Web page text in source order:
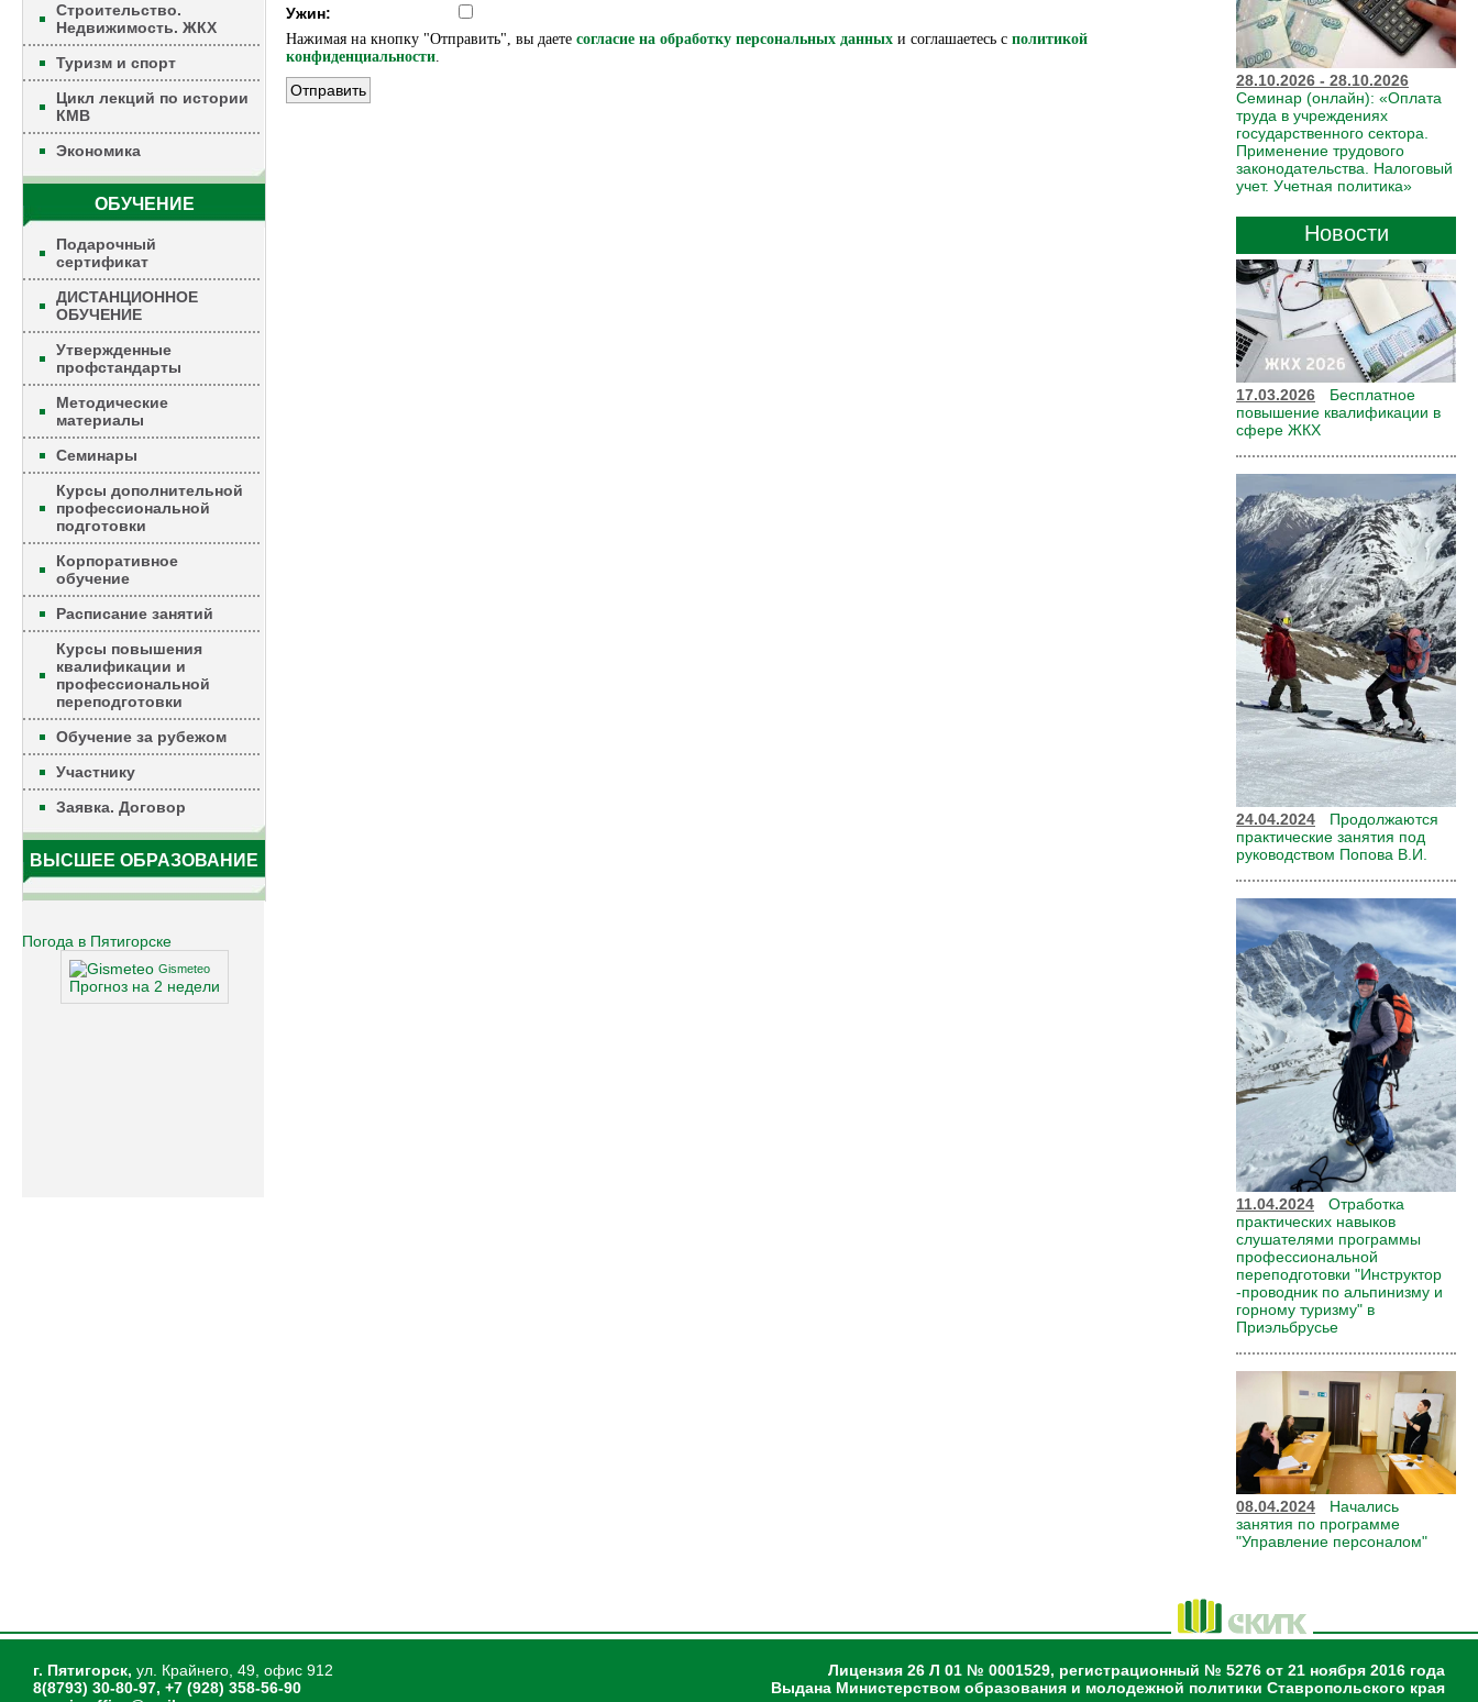
Строительство.
Недвижимость. ЖКХ
Туризм и спорт
Цикл лекций по истории
КМВ
Экономика
ОБУЧЕНИЕ
Подарочный
сертификат
ДИСТАНЦИОННОЕ
ОБУЧЕНИЕ
Утвержденные
профстандарты
Методические
материалы
Семинары
Курсы дополнительной
профессиональной
подготовки
Корпоративное
обучение
Расписание занятий
Курсы повышения
квалификации и
профессиональной
переподготовки
Обучение за рубежом
Участнику
Заявка. Договор
ВЫСШЕЕ ОБРАЗОВАНИЕ
Погода в Пятигорске
Gismeteo
Прогноз на 2 недели
28.10.2026 - 28.10.2026
Семинар (онлайн): «Оплата
труда в учреждениях
государственного сектора.
Применение трудового
законодательства. Налоговый
учет. Учетная политика»
Новости
17.03.2026
Бесплатное
повышение квалификации в
сфере ЖКХ
24.04.2024
Продолжаются
практические занятия под
руководством Попова В.И.
11.04.2024
Отработка
практических навыков
слушателями программы
профессиональной
переподготовки "Инструктор
-проводник по альпинизму и
горному туризму" в
Приэльбрусье
08.04.2024
Начались
занятия по программе
"Управление персоналом"
Ужин:
Нажимая на кнопку "Отправить", вы даете согласие на обработку персональных данных и соглашаетесь c политикой
конфиденциальности.
г. Пятигорск, ул. Крайнего, 49, офис 912
8(8793) 30-80-97, +7 (928) 358-56-90
Лицензия 26 Л 01 № 0001529, регистрационный № 5276 от 21 ноября 2016 года
Выдана Министерством образования и молодежной политики Ставропольского края